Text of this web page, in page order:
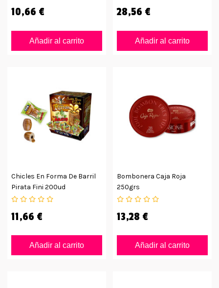
10,66 €
Añadir al carrito
28,56 €
Añadir al carrito
Chicles En Forma De Barril
Pirata Fini 200ud
11,66 €
Añadir al carrito
Bombonera Caja Roja
250grs
13,28 €
Añadir al carrito